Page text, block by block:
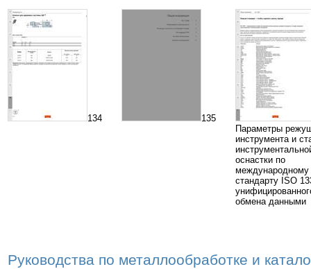
134
135
Параметры
инструмента и
оснастки по
международному
стандарту ISO
обмена данными
Руководства по металлообработке и